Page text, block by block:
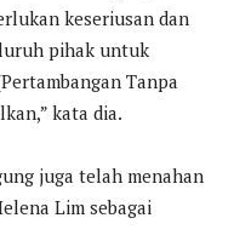
keseriusan dan
pihak untuk
Tanpa
kata dia.
juga telah menahan
Lim sebagai